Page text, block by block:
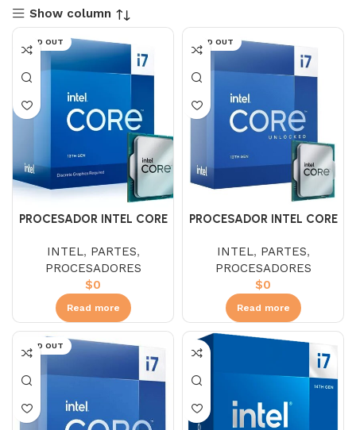
Show column
SOLD OUT
PROCESADOR INTEL CORE
INTEL, PARTES,
PROCESADORES
$0
Read more
SOLD OUT
PROCESADOR INTEL CORE
DISIPADOR
INTEL, PARTES,
PROCESADORES
$0
Read more
SOLD OUT